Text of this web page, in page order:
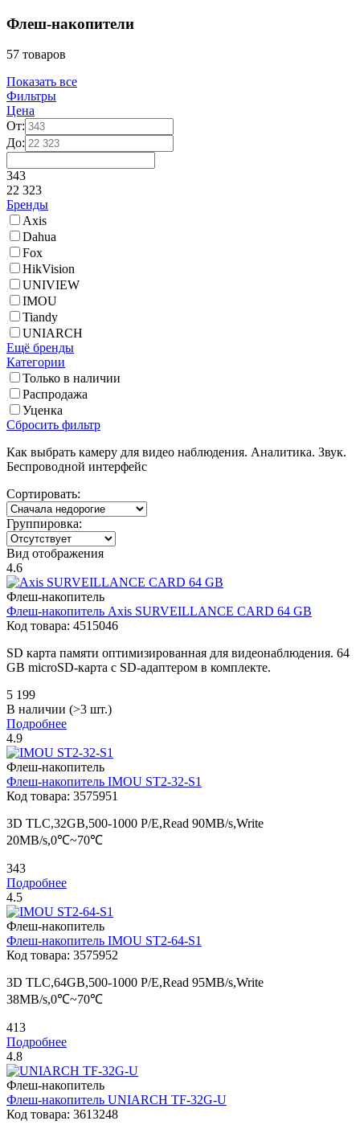
Флеш-накопители
57 товаров
Показать все
Фильтры
Цена
От:
До:
343
22 323
Бренды
Axis
Dahua
Fox
HikVision
UNIVIEW
IMOU
Tiandy
UNIARCH
Ещё бренды
Категории
Только в наличии
Распродажа
Уценка
Сброcить фильтр
Как выбрать камеру для видео наблюдения. Аналитика. Звук.
Беспроводной интерфейс
Сортировать:
Группировка:
Вид отображения
4.6
Флеш-накопитель
Флеш-накопитель Axis SURVEILLANCE CARD 64 GB
Код товара: 4515046
SD карта памяти оптимизированная для видеонаблюдения. 64
GB microSD-карта с SD-адаптером в комплекте.
5 199
В наличии (>3 шт.)
Подробнее
4.9
Флеш-накопитель
Флеш-накопитель IMOU ST2-32-S1
Код товара: 3575951
3D TLC,32GB,500-1000 P/E,Read 90MB/s,Write
20MB/s,0℃~70℃
343
Подробнее
4.5
Флеш-накопитель
Флеш-накопитель IMOU ST2-64-S1
Код товара: 3575952
3D TLC,64GB,500-1000 P/E,Read 95MB/s,Write
38MB/s,0℃~70℃
413
Подробнее
4.8
Флеш-накопитель
Флеш-накопитель UNIARCH TF-32G-U
Код товара: 3613248